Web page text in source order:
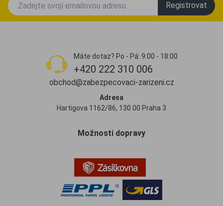
Registrovat
Máte dotaz? Po - Pá: 9:00 - 18:00
+420 222 310 006
obchod@zabezpecovaci-zarizeni.cz
Adresa
Hartigova 1162/86, 130 00 Praha 3
Možnosti dopravy